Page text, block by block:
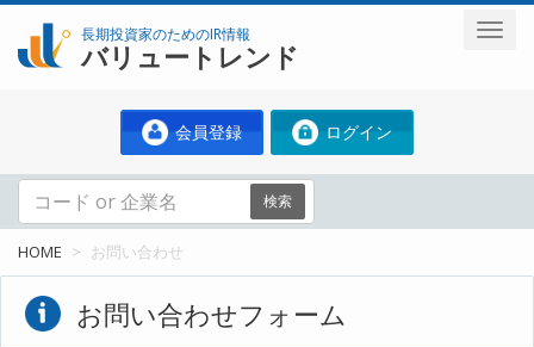
長期投資家のためのIR情報
バリュートレンド
会員登録 ログイン
検索
HOME お問い合わせ
お問い合わせフォーム